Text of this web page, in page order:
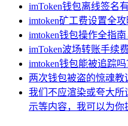
imToken钱包离线签名
imtoken矿工费设置全
imtoken钱包操作全指
imToken波场转账手续
imtoken钱包能被追踪
两次钱包被盗的惊魂教
我们不应渲染或夸大
示等内容，我可以为你